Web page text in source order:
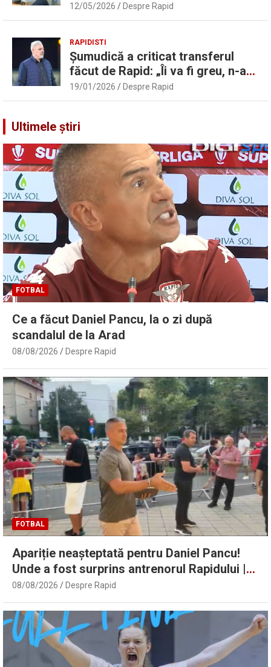
12/05/2026 Despre Rapid
RAPIDISTI
Șumudică a criticat transferul
făcut de Rapid: „Îi va fi greu, n-am
înțeles”
19/01/2026 Despre Rapid
Ultimele știri
FOTBAL
Ce a făcut Daniel Pancu, la o zi după
scandalul de la Arad
08/08/2026 Despre Rapid
FOTBAL
Apariție neașteptată pentru Daniel Pancu!
Unde a fost surprins antrenorul Rapidului |
Sport.ro
08/08/2026 Despre Rapid